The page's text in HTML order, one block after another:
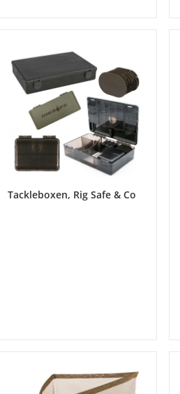
Tackleboxen, Rig Safe & Co